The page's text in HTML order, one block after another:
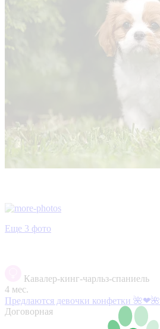
Еще 3 фото
Кавалер-кинг-чарльз-спаниель
4 мес.
Предлаются девочки конфетки 🌺❤🌺
Договорная